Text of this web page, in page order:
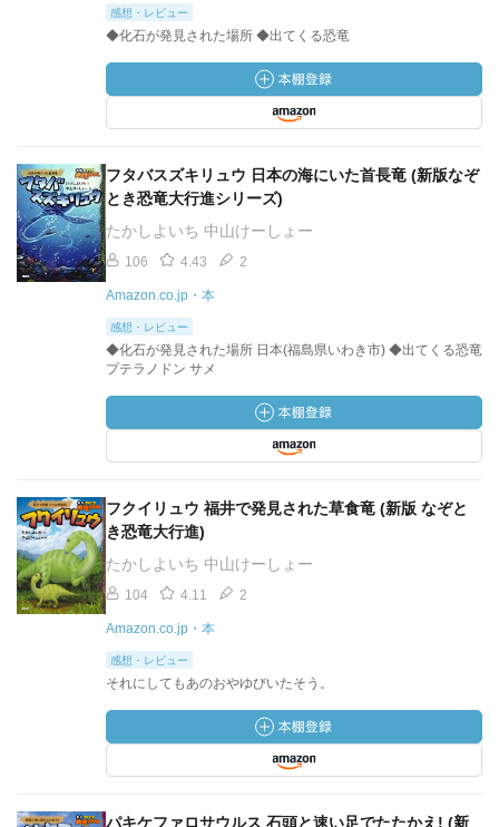
感想・レビュー
◆化石が発見された場所 ◆出てくる恐竜
フタバスズキリュウ 日本の海にいた首長竜 (新版なぞ
とき恐竜大行進シリーズ)
たかしよいち 中山けーしょー
106 4.43 2
Amazon.co.jp・本
感想・レビュー
◆化石が発見された場所 日本(福島県いわき市) ◆出てくる恐竜
プテラノドン サメ
フクイリュウ 福井で発見された草食竜 (新版 なぞと
き恐竜大行進)
たかしよいち 中山けーしょー
104 4.11 2
Amazon.co.jp・本
感想・レビュー
それにしてもあのおやゆびいたそう。
パキケファロサウルス 石頭と速い足でたたかえ! (新